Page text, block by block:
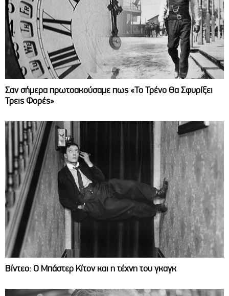
Σαν σήμερα πρωτοακούσαμε πως «Το Τρένο Θα Σφυρίξει
Τρεις Φορές»
Βίντεο: Ο Μπάστερ Κίτον και η τέχνη του γκαγκ